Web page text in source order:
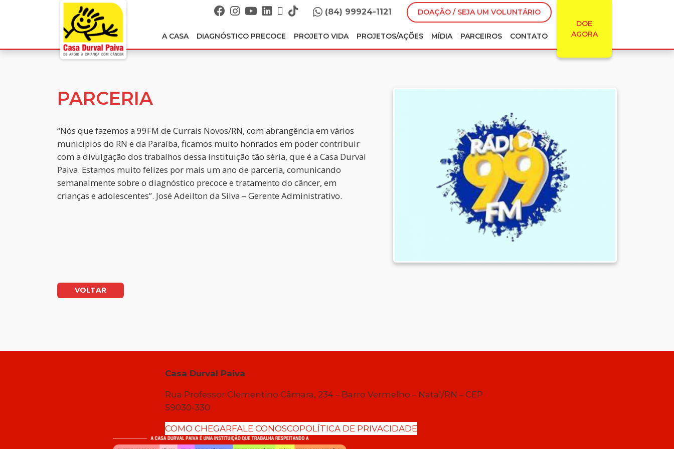
(84) 99924-1121
DOAÇÃO / SEJA UM VOLUNTÁRIO
DOE
AGORA
A CASA DIAGNÓSTICO PRECOCE PROJETO VIDA PROJETOS/AÇÕES MÍDIA PARCEIROS CONTATO
PARCERIA
“Nós que fazemos a 99FM de Currais Novos/RN, com abrangência em vários
municípios do RN e da Paraíba, ficamos muito honrados em poder contribuir
com a divulgação dos trabalhos dessa instituição tão séria, que é a Casa Durval
Paiva. Estamos muito felizes por mais um ano de parceria, comunicando
semanalmente sobre o diagnóstico precoce e tratamento do câncer, em
crianças e adolescentes”. José Adeilton da Silva – Gerente Administrativo.
VOLTAR
Casa Durval Paiva
Rua Professor Clementino Câmara, 234 – Barro Vermelho – Natal/RN – CEP
59030-330
COMO CHEGARFALE CONOSCOPOLÍTICA DE PRIVACIDADE